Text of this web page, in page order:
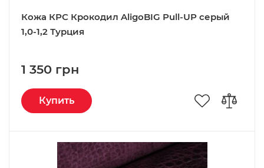
Кожа КРС Крокодил AligoBIG Pull-UP серый
1,0-1,2 Турция
1 350 грн
Купить